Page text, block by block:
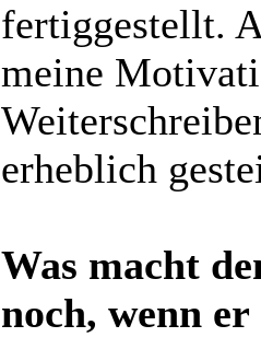
fertiggestellt.
meine
erheblich
Was macht
noch, wenn